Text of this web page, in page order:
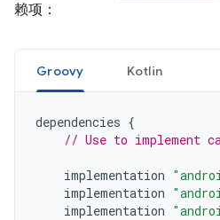
赖项：
Groovy Kotlin
dependencies {
// Use to implement
implementation
implementation
implementation